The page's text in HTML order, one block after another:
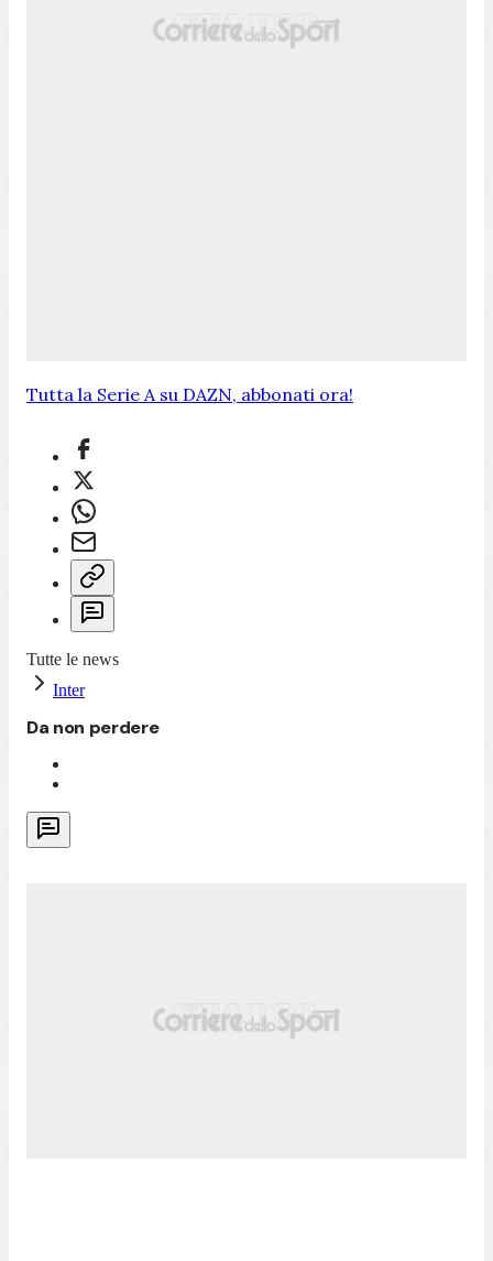
Tutta la Serie A su DAZN, abbonati ora!
Tutte le news
Inter
Da non perdere